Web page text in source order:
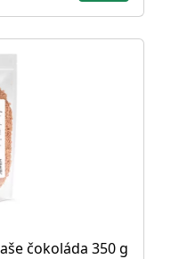
čokoláda 350 g